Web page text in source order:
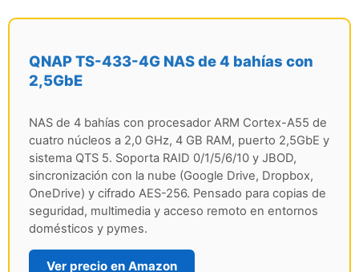
QNAP TS-433-4G NAS de 4 bahías con
2,5GbE
NAS de 4 bahías con procesador ARM Cortex-A55 de
cuatro núcleos a 2,0 GHz, 4 GB RAM, puerto 2,5GbE y
sistema QTS 5. Soporta RAID 0/1/5/6/10 y JBOD,
sincronización con la nube (Google Drive, Dropbox,
OneDrive) y cifrado AES-256. Pensado para copias de
seguridad, multimedia y acceso remoto en entornos
domésticos y pymes.
Ver precio en Amazon